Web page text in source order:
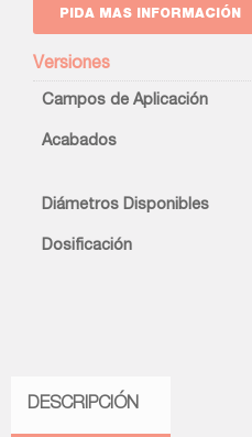
PIDA MAS INFORMACIÓN
Versiones
Campos de Aplicación
Acabados
Diámetros Disponibles
Dosificación
DESCRIPCIÓN